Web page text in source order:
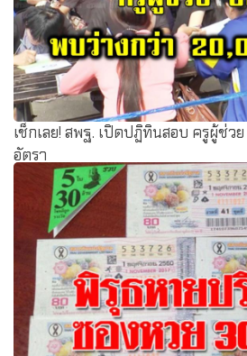
เช็กเลย! สพฐ. เปิดปฏิทินสอบ ครูผู้ช่ว
อัตรา